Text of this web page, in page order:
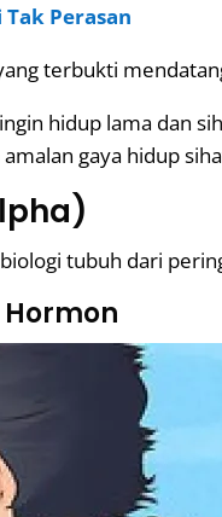
Perasan
terbukti
hidup lama dan
gaya hidup
tubuh dari
Hormon